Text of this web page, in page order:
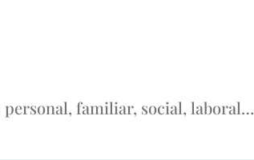
familiar, social, laboral…